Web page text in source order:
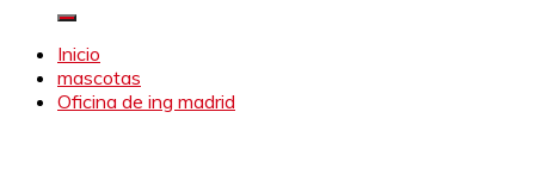
Inicio
mascotas
Oficina de ing madrid